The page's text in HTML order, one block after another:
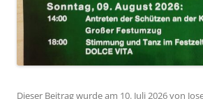
Dieser Beitrag wurde am 10. Juli 2026von